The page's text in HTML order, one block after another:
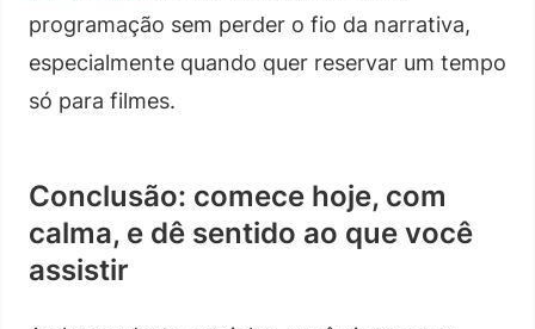
programação sem perder o fio da narrativa,
especialmente quando quer reservar um tempo
só para filmes.
Conclusão: comece hoje, com
calma, e dê sentido ao que você
assistir